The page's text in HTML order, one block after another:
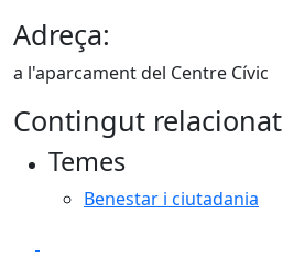
Adreça:
a l'aparcament del Centre Cívic
Contingut relacionat
Temes
Benestar i ciutadania